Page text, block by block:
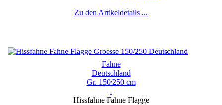
Zu den Artikeldetails ...
Fahne
Deutschland
Gr. 150/250 cm
Hissfahne Fahne Flagge